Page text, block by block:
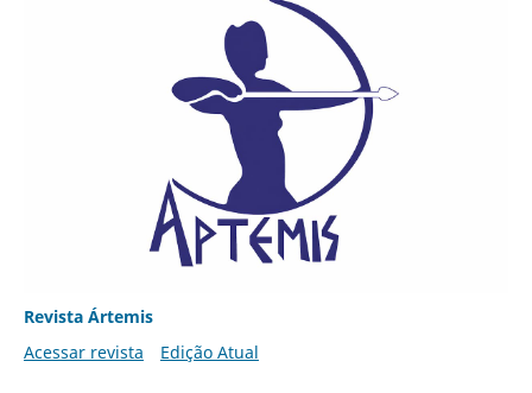
Revista Ártemis
Acessar revista
Edição Atual